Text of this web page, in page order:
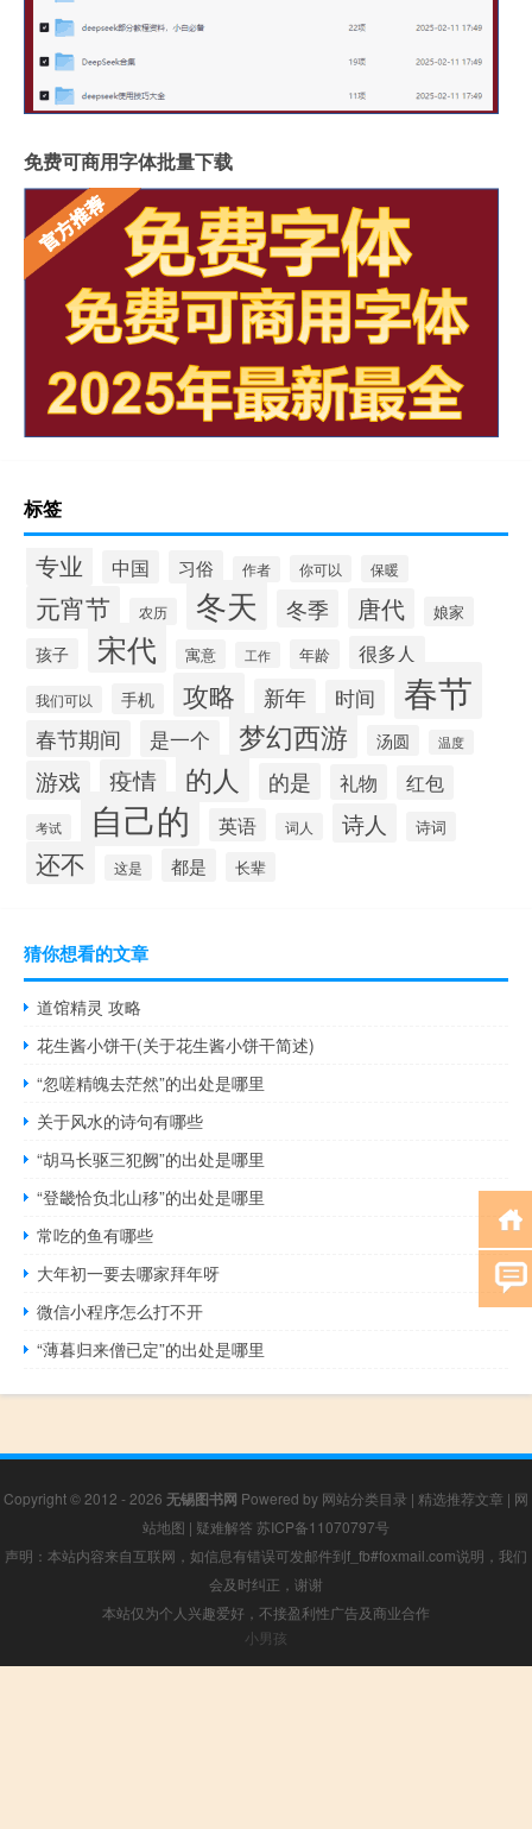
免费可商用字体批量下载
标签
专业 中国 习俗 作者 你可以 保暖
元宵节 农历 冬天 冬季 唐代 娘家
孩子 宋代 寓意 工作 年龄 很多人
我们可以 手机 攻略 新年 时间 春节
春节期间 是一个 梦幻西游 汤圆 温度
游戏 疫情 的人 的是 礼物 红包
考试 自己的 英语 词人 诗人 诗词
还不 这是 都是 长辈
猜你想看的文章
道馆精灵 攻略
花生酱小饼干(关于花生酱小饼干简述)
“忽嗟精魄去茫然”的出处是哪里
关于风水的诗句有哪些
“胡马长驱三犯阙”的出处是哪里
“登畿恰负北山移”的出处是哪里
常吃的鱼有哪些
大年初一要去哪家拜年呀
微信小程序怎么打不开
“薄暮归来僧已定”的出处是哪里
Copyright © 2012 - 2026 无锡图书网 Powered by 网站分类目录 | 精选推荐文章 | 网
站地图 | 疑难解答 苏ICP备11070797号
声明：本站内容来自互联网，如信息有错误可发邮件到f_fb#foxmail.com说明，我们
会及时纠正，谢谢
本站仅为个人兴趣爱好，不接盈利性广告及商业合作
小男孩